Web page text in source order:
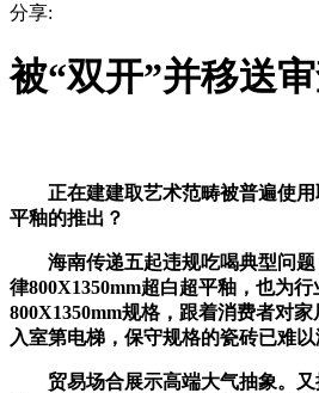
分享:
被“双开”并移送
正在建建取艺术范畴被普遍使用
平釉的推出？
海南传递五起违规吃喝典型问题
律800X1350mm超白超平釉，也为
800X1350mm规格，跟着消费者对
入室第电梯，保守规格的瓷砖已难
贸易场合展示高端大气抽象。又